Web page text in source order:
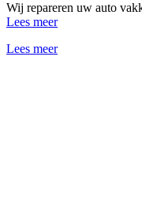
Wij repareren uw auto
Lees meer
Lees meer